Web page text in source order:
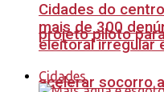
projeto piloto
acelerar socorro
Cidades do
mais de 300
eleitoral irregular
Cidades